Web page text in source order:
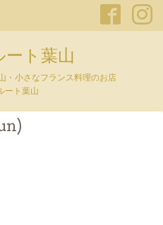
ート葉山
さなフランス料理のお店
ート葉山